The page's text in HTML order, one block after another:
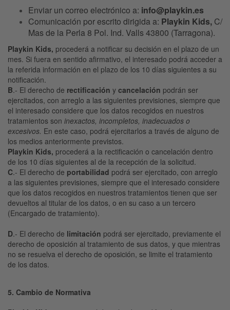
Enviar un correo electrónico a: info@playkin.es
Comunicación por escrito dirigida a: Playkin Kids, C/
Mas de la Perla 8 Pol. Ind. Valls 43800 (Tarragona).
Playkin Kids, procederá a notificar su decisión en el plazo de un
mes. Si fuera en sentido afirmativo, el interesado podrá acceder a
la referida información en el plazo de los 10 días siguientes a su
notificación.
B.- El derecho de rectificación y cancelación podrán ser
ejercitados, con arreglo a las siguientes previsiones, siempre que
el interesado considere que los datos recogidos en nuestros
tratamientos son inexactos, incompletos, inadecuados o
excesivos. En este caso, podrá ejercitarlos a través de alguno de
los medios anteriormente previstos.
Playkin Kids, procederá a la rectificación o cancelación dentro
de los 10 días siguientes al de la recepción de la solicitud.
C.- El derecho de portabilidad podrá ser ejercitado, con arreglo
a las siguientes previsiones, siempre que el interesado considere
que los datos recogidos en nuestros tratamientos tienen que ser
devueltos al titular de los datos, o en su caso a un tercero
(Encargado de tratamiento).
D.- El derecho de limitación podrá ser ejercitado, previamente el
derecho de oposición al tratamiento de sus datos, y que mientras
no se resuelva el derecho de oposición, se limite el tratamiento
de los datos.
5. Cambio de Normativa